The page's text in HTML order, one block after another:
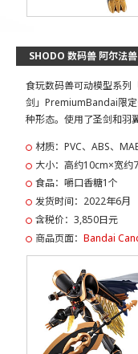
SHODO 数码兽 阿尔法
食玩数码兽可动模型系列
剑」PremiumBandai限
种形态。使用了圣剑和羽
材质：PVC、ABS、
大小：高约10cm×宽约
食品：嚼口香糖1个
发货时间：2022年6月
含税价：3,850日元
商品页面： Bandai